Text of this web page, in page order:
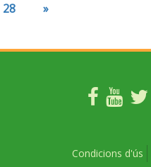
28 »
Condicions d'ús